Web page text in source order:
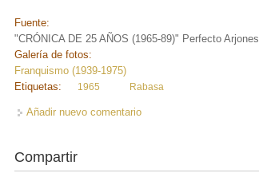
Fuente:
"CRÓNICA DE 25 AÑOS (1965-89)" Perfecto Arjones
Galería de fotos:
Franquismo (1939-1975)
Etiquetas:
1965 Rabasa
Añadir nuevo comentario
Compartir